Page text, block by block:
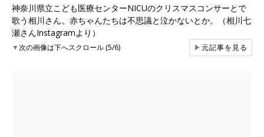
神奈川県立こども医療センターNICUのクリスマスコンサーとで
歌う相川さん。赤ちゃんたちは不思議と泣かないとか。（相川七
瀬さんInstagramより）
▼次の画像は下へスクロール (5/6) ▶元記事を見る